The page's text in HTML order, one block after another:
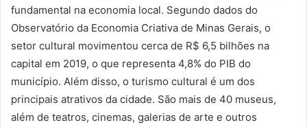
fundamental na economia local. Segundo dados do
Observatório da Economia Criativa de Minas Gerais, o
setor cultural movimentou cerca de R$ 6,5 bilhões na
capital em 2019, o que representa 4,8% do PIB do
município. Além disso, o turismo cultural é um dos
principais atrativos da cidade. São mais de 40 museus,
além de teatros, cinemas, galerias de arte e outros